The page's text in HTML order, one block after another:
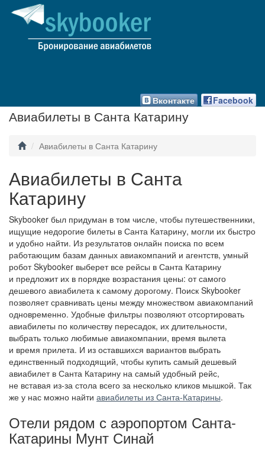
Facebook
Вконтакте
Авиабилеты в Санта Катарину
Авиабилеты в Санта Катарину
Авиабилеты в Санта
Катарину
Skybooker был придуман в том числе, чтобы путешественники,
ищущие недорогие билеты в Санта Катарину, могли их быстро
и удобно найти. Из результатов онлайн поиска по всем
работающим базам данных авиакомпаний и агентств, умный
робот Skybooker выберет все рейсы в Санта Катарину
и предложит их в порядке возрастания цены: от самого
дешевого авиабилета к самому дорогому. Поиск Skybooker
позволяет сравнивать цены между множеством авиакомпаний
одновременно. Удобные фильтры позволяют отсортировать
авиабилеты по количеству пересадок, их длительности,
выбрать только любимые авиакомпании, время вылета
и время прилета. И из оставшихся вариантов выбрать
единственный подходящий, чтобы купить самый дешевый
авиабилет в Санта Катарину на самый удобный рейс,
не вставая из-за стола всего за несколько кликов мышкой. Так
же у нас можно найти авиабилеты из Санта-Катарины.
Отели рядом с аэропортом Санта-
Катарины Мунт Синай